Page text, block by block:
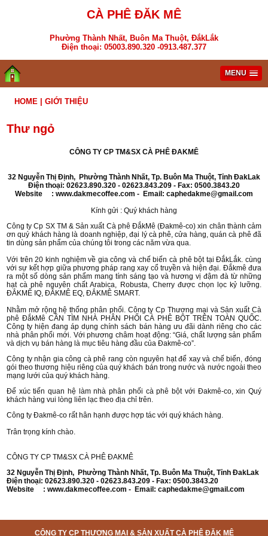
CÀ PHÊ ĐĂK MÊ
Phường Thành Nhất, Buôn Ma Thuột, ĐắkLắk
Điện thoại: 05003.890.320 -0913.487.377
MENU
HOME GIỚI THIỆU
Thư ngỏ
CÔNG TY CP TM&SX CÀ PHÊ ĐAKMÊ
32 Nguyễn Thị Định, Phường Thành Nhất, Tp. Buôn Ma Thuột, Tỉnh ĐakLak
Điện thoại: 02623.890.320 - 02623.843.209 - Fax: 0500.3843.20
Website : www.dakmecoffee.com - Email: caphedakme@gmail.com
Kính gửi : Quý khách hàng
Công ty Cp SX TM & Sản xuất Cà phê ĐắkMê (Đakmê-co) xin chân thành cảm
ơn quý khách hàng là doanh nghiệp, đại lý cà phê, cửa hàng, quán cà phê đã
tin dùng sản phẩm của chúng tôi trong các năm vừa qua.
Với trên 20 kinh nghiệm về gia công và chế biến cà phê bột tại ĐắkLắk. cùng
với sự kết hợp giữa phương pháp rang xay cổ truyền và hiện đại. Đắkmê đưa
ra một số dòng sản phẩm mang tính sáng tạo và hương vị đậm đà từ những
hạt cà phê nguyên chất Arabica, Robusta, Cherry được chọn lọc kỷ lưỡng.
ĐẮKMÊ IQ, ĐẮKMÊ EQ, ĐẮKMÊ SMART.
Nhằm mở rộng hệ thống phân phối. Công ty Cp Thương mại và Sản xuất Cà
phê ĐắkMê CẦN TÌM NHÀ PHÂN PHỐI CÀ PHÊ BỘT TRÊN TOÀN QUỐC.
Công ty hiện đang áp dụng chính sách bán hàng ưu đãi dành riêng cho các
nhà phân phối mới. Với phương châm hoạt động: “Giá, chất lượng sản phẩm
và dịch vụ bán hàng là mục tiêu hàng đầu của Đakmê-co”.
Công ty nhận gia công cà phê rang còn nguyên hạt để xay và chế biến, đóng
gói theo thương hiệu riêng của quý khách bán trong nước và nước ngoài theo
mạng lưới của quý khách hàng.
Để xúc tiến quan hệ làm nhà phân phối cà phê bột với Đakmê-co, xin Quý
khách hàng vui lòng liên lạc theo địa chỉ trên.
Công ty Đakmê-co rất hân hạnh được hợp tác với quý khách hàng.
Trân trọng kính chào.
CÔNG TY CP TM&SX CÀ PHÊ ĐAKMÊ
32 Nguyễn Thị Định, Phường Thành Nhất, Tp. Buôn Ma Thuột, Tỉnh ĐakLak
Điện thoại: 02623.890.320 - 02623.843.209 - Fax: 0500.3843.20
Website : www.dakmecoffee.com - Email: caphedakme@gmail.com
CÔNG TY CP THƯƠNG MẠI & SẢN XUẤT CÀ PHÊ ĐĂK MÊ